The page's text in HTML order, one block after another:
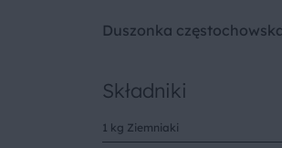
Duszonka
Składniki
1 kg Ziemniaki